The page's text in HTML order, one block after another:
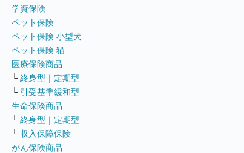
学資保険
ペット保険
ペット保険 小型犬
ペット保険 猫
医療保険商品
└ 終身型 ｜ 定期型
└ 引受基準緩和型
生命保険商品
└ 終身型 ｜ 定期型
└ 収入保障保険
がん保険商品